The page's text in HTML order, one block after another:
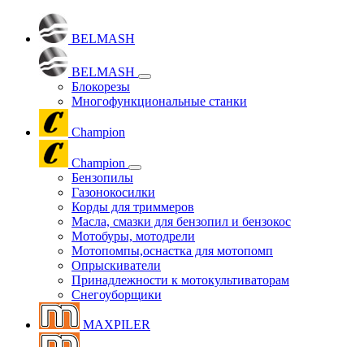
BELMASH
BELMASH
Блокорезы
Многофункциональные станки
Champion
Champion
Бензопилы
Газонокосилки
Корды для триммеров
Масла, смазки для бензопил и бензокос
Мотобуры, мотодрели
Мотопомпы,оснастка для мотопомп
Опрыскиватели
Принадлежности к мотокультиваторам
Снегоуборщики
MAXPILER